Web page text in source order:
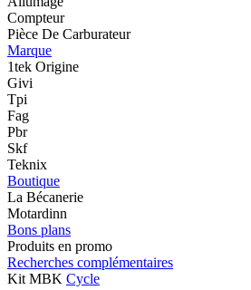
Compteur
Pièce De Carburateur
Marque
1tek Origine
Givi
Tpi
Fag
Pbr
Skf
Teknix
Boutique
La Bécanerie
Motardinn
Bons plans
Produits en promo
Recherches complémentaires
Kit MBK Cycle